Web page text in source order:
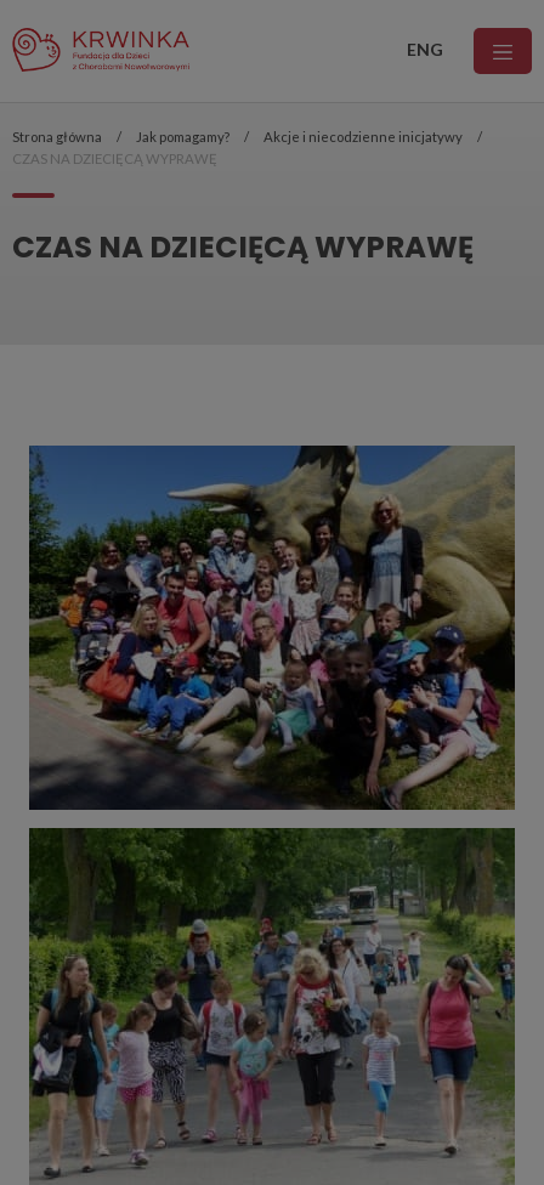
ENG
Strona główna Jak pomagamy?
Akcje i niecodzienne inicjatywy
CZAS NA DZIECIĘCĄ WYPRAWĘ
CZAS NA DZIECIĘCĄ WYPRAWĘ